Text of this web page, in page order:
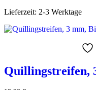
Lieferzeit: 2-3 Werktage
Quillingstreifen,